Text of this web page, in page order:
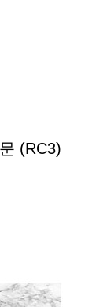
(RC3)